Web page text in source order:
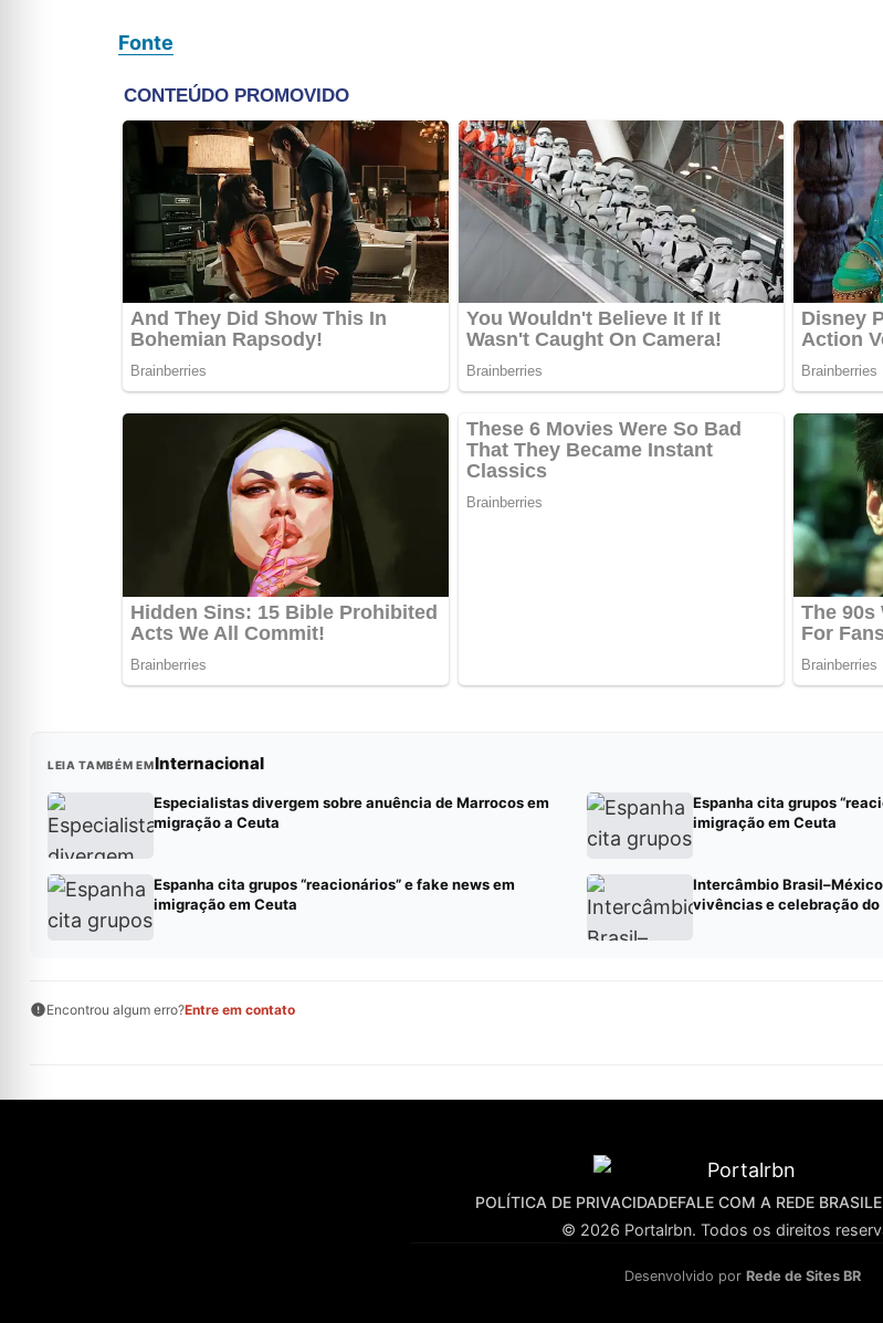
Fonte
LEIA TAMBÉM EMInternacional
Especialistas divergem sobre anuência de Marrocos em
migração a Ceuta
Espanha cita grupos
imigração em Ceuta
Espanha cita grupos “reacionários” e fake news em
imigração em Ceuta
Intercâmbio
vivências e celebração do
Encontrou algum erro?Entre em contato
POLÍTICA DE PRIVACIDADEFALE COM A REDE
© 2026 Portalrbn. Todos os direitos
Desenvolvido por Rede de Sites BR